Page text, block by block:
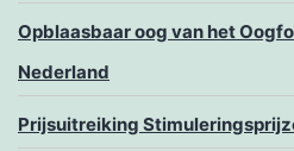
Opblaasbaar oog van het
Nederland
Prijsuitreiking